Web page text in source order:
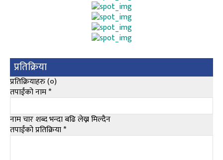
प्रतिक्रिया
प्रतिक्रियाहरु (०)
तपाईंको नाम*
नाम चार शब्द भन्दा बढि लेख्न मिल्दैन
तपाईंको प्रतिक्रिया*